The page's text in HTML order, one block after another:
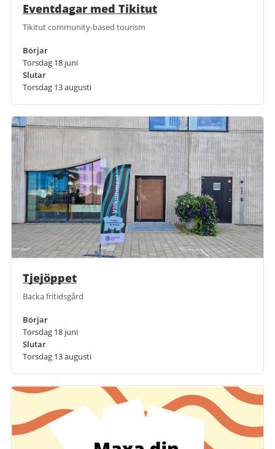
Eventdagar med Tikitut
Tikitut community-based tourism
Börjar
Torsdag 18 juni
Slutar
Torsdag 13 augusti
Tjejöppet
Backa fritidsgård
Börjar
Torsdag 18 juni
Slutar
Torsdag 13 augusti